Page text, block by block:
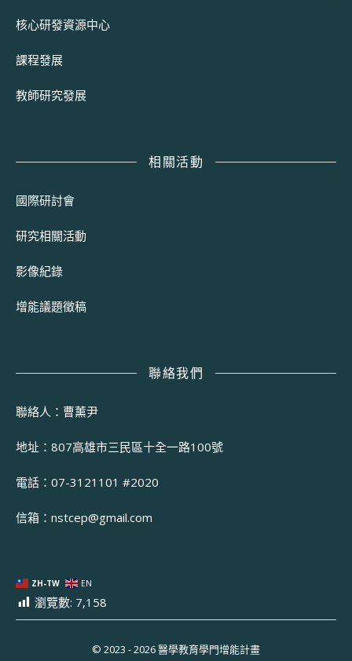
核心研發資源中心
課程發展
教師研究發展
相關活動
國際研討會
研究相關活動
影像紀錄
增能議題徵稿
聯絡我們
聯絡人：曹薰尹
地址：807高雄市三民區十全一路100號
電話：07-3121101 #2020
信箱： nstcep@gmail.com
ZH-TW EN
瀏覽數: 7,158
© 2023 - 2026 醫學教育學門增能計畫